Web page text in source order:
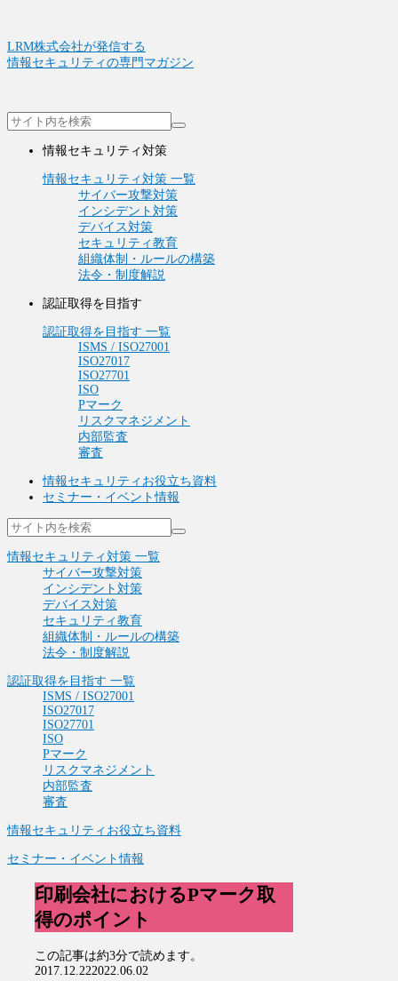
LRM株式会社が発信する
情報セキュリティの専門マガジン
情報セキュリティ対策
情報セキュリティ対策 一覧
サイバー攻撃対策
インシデント対策
デバイス対策
セキュリティ教育
組織体制・ルールの構築
法令・制度解説
認証取得を目指す
認証取得を目指す 一覧
ISMS / ISO27001
ISO27017
ISO27701
ISO
Pマーク
リスクマネジメント
内部監査
審査
情報セキュリティお役立ち資料
セミナー・イベント情報
情報セキュリティ対策 一覧
サイバー攻撃対策
インシデント対策
デバイス対策
セキュリティ教育
組織体制・ルールの構築
法令・制度解説
認証取得を目指す 一覧
ISMS / ISO27001
ISO27017
ISO27701
ISO
Pマーク
リスクマネジメント
内部監査
審査
情報セキュリティお役立ち資料
セミナー・イベント情報
印刷会社におけるPマーク取
得のポイント
この記事は約3分で読めます。
2017.12.222022.06.02